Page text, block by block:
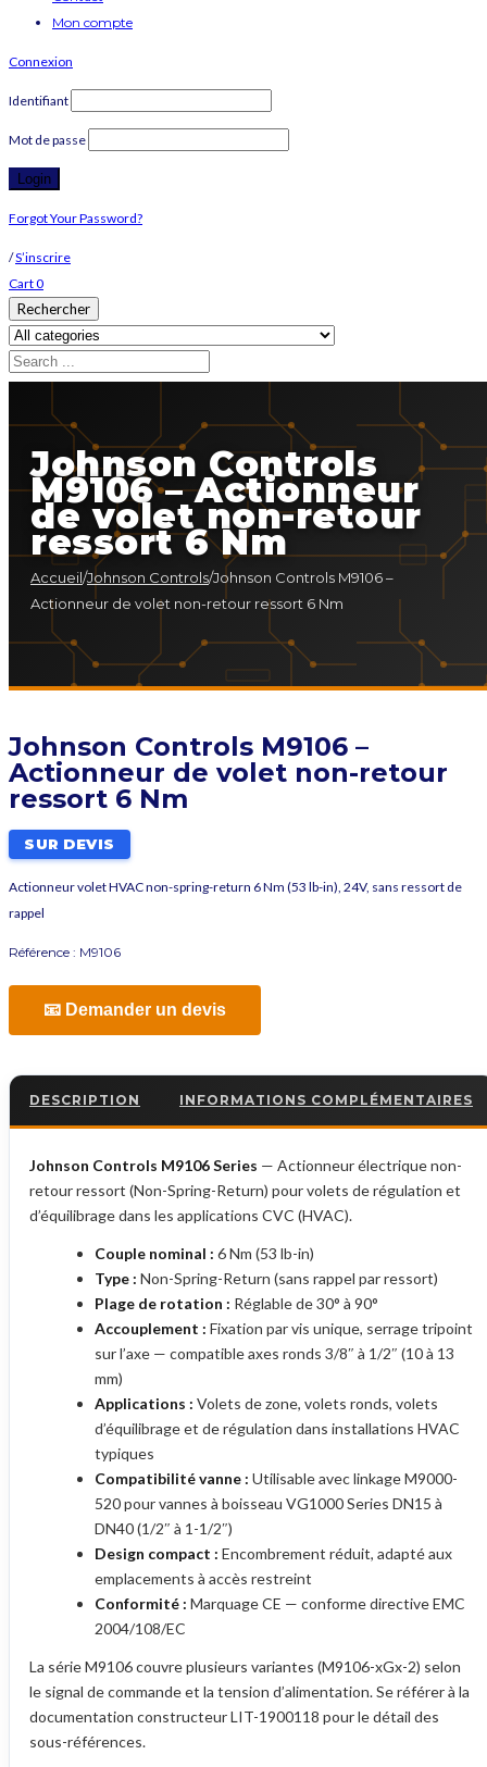
Mon compte
Connexion
Identifiant
Mot de passe
Forgot Your Password?
/S’inscrire
Cart0
Rechercher
Johnson Controls
M9106 – Actionneur
de volet non-retour
ressort 6 Nm
Accueil/Johnson Controls/Johnson Controls M9106 –
Actionneur de volet non-retour ressort 6 Nm
Johnson Controls M9106 –
Actionneur de volet non-retour
ressort 6 Nm
SUR DEVIS
Actionneur volet HVAC non-spring-return 6 Nm (53 lb-in), 24V, sans ressort de
rappel
Référence : M9106
📧 Demander un devis
DESCRIPTION INFORMATIONS COMPLÉMENTAIRES
Johnson Controls M9106 Series — Actionneur électrique non-
retour ressort (Non-Spring-Return) pour volets de régulation et
d’équilibrage dans les applications CVC (HVAC).
Couple nominal : 6 Nm (53 lb-in)
Type : Non-Spring-Return (sans rappel par ressort)
Plage de rotation : Réglable de 30° à 90°
Accouplement : Fixation par vis unique, serrage tripoint
sur l’axe — compatible axes ronds 3/8″ à 1/2″ (10 à 13
mm)
Applications : Volets de zone, volets ronds, volets
d’équilibrage et de régulation dans installations HVAC
typiques
Compatibilité vanne : Utilisable avec linkage M9000-
520 pour vannes à boisseau VG1000 Series DN15 à
DN40 (1/2″ à 1-1/2″)
Design compact : Encombrement réduit, adapté aux
emplacements à accès restreint
Conformité : Marquage CE — conforme directive EMC
2004/108/EC
La série M9106 couvre plusieurs variantes (M9106-xGx-2) selon
le signal de commande et la tension d’alimentation. Se référer à la
documentation constructeur LIT-1900118 pour le détail des
sous-références.